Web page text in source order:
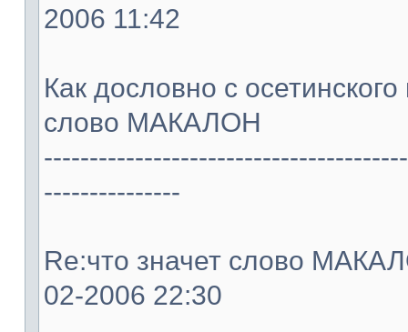
2006 11:42
Как дословно с
слово МАКАЛОН
---------------
Re:что значет слово
02-2006 22:30